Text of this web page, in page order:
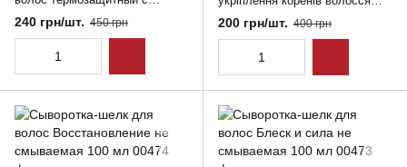
эффектом ламинирования 100
240 грн/шт. 450 грн
100 мл
200 грн/шт. 400 грн